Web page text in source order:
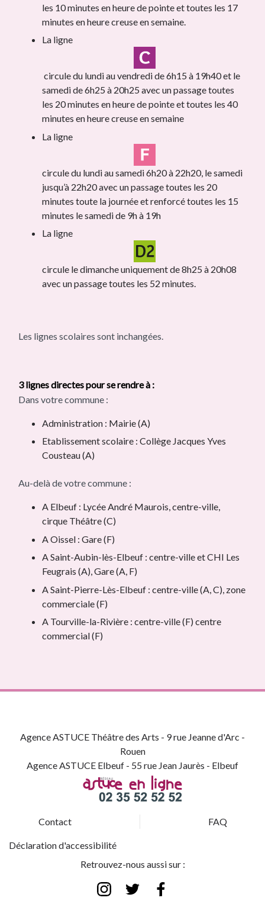
les 10 minutes en heure de pointe et toutes les 17
minutes en heure creuse en semaine.
La ligne
circule du lundi au vendredi de 6h15 à 19h40 et le
samedi de 6h25 à 20h25 avec un passage toutes
les 20 minutes en heure de pointe et toutes les 40
minutes en heure creuse en semaine
La ligne
circule du lundi au samedi 6h20 à 22h20, le samedi
jusqu’à 22h20 avec un passage toutes les 20
minutes toute la journée et renforcé toutes les 15
minutes le samedi de 9h à 19h
La ligne
circule le dimanche uniquement de 8h25 à 20h08
avec un passage toutes les 52 minutes.
Les lignes scolaires sont inchangées.
3 lignes directes pour se rendre à :
Dans votre commune :
Administration : Mairie (A)
Etablissement scolaire : Collège Jacques Yves
Cousteau (A)
Au-delà de votre commune :
A Elbeuf : Lycée André Maurois, centre-ville,
cirque Théâtre (C)
A Oissel : Gare (F)
A Saint-Aubin-lès-Elbeuf : centre-ville et CHI Les
Feugrais (A), Gare (A, F)
A Saint-Pierre-Lès-Elbeuf : centre-ville (A, C), zone
commerciale (F)
A Tourville-la-Rivière : centre-ville (F) centre
commercial (F)
Agence ASTUCE Théâtre des Arts - 9 rue Jeanne d'Arc -
Rouen
Agence ASTUCE Elbeuf - 55 rue Jean Jaurès - Elbeuf
Contact FAQ
Déclaration d'accessibilité
Retrouvez-nous aussi sur :